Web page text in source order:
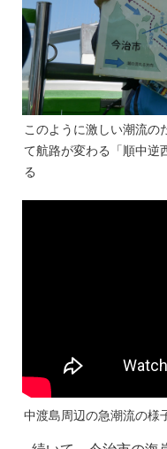
このように激しい潮流の
て航路が変わる「順中逆
る
中渡島周辺の急潮流の様